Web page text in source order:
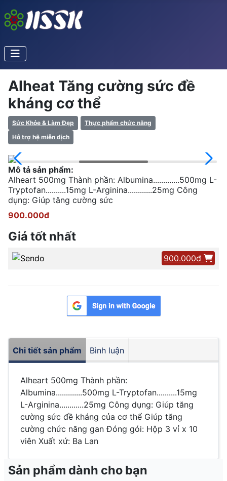
Alheat Tăng cường sức đề
kháng cơ thể
Sức Khỏe & Làm Đẹp
Thực phẩm chức năng
Hỗ trợ hệ miễn dịch
Mô tả sản phẩm:
Alheart 500mg Thành phần: Albumina.............500mg L-
Tryptofan..........15mg L-Arginina............25mg Công
dụng: Giúp tăng cường sức
900.000đ
Giá tốt nhất
900.000đ
Chi tiết sản phẩm Bình luận
Alheart 500mg Thành phần:
Albumina.............500mg L-Tryptofan..........15mg
L-Arginina............25mg Công dụng: Giúp tăng
cường sức đề kháng của cơ thể Giúp tăng
cường chức năng gan Đóng gói: Hộp 3 vỉ x 10
viên Xuất xứ: Ba Lan
Sản phẩm dành cho bạn